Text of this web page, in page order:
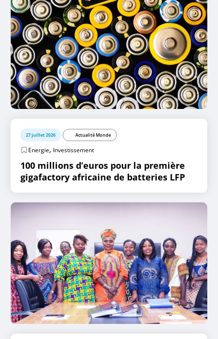
27 juillet 2026 Actualité Monde
Energie, Investissement
100 millions d’euros pour la première
gigafactory africaine de batteries LFP